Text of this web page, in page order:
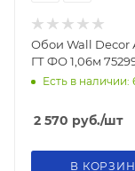
Обои Wall Decor
ГТ ФО 1,06м
Есть в наличии:
2 570 руб./шт
В